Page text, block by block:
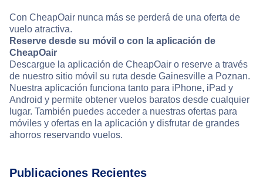
Con CheapOair nunca más se perderá de una oferta de
vuelo atractiva.
Reserve desde su móvil o con la aplicación de
CheapOair
Descargue la aplicación de CheapOair o reserve a través
de nuestro sitio móvil su ruta desde Gainesville a Poznan.
Nuestra aplicación funciona tanto para iPhone, iPad y
Android y permite obtener vuelos baratos desde cualquier
lugar. También puedes acceder a nuestras ofertas para
móviles y ofertas en la aplicación y disfrutar de grandes
ahorros reservando vuelos.
Publicaciones Recientes